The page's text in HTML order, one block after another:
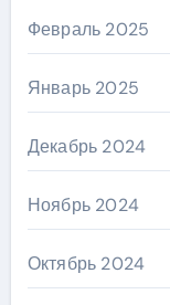
Февраль 2025
Январь 2025
Декабрь 2024
Ноябрь 2024
Октябрь 2024